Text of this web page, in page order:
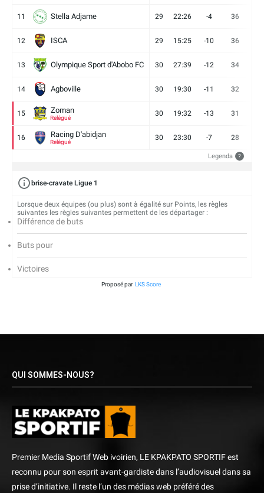
11 Stella Adjame 29 22:26 -4 36
12 ISCA 29 15:25 -10 36
13 Olympique Sport d'Abobo FC 30 27:39 -12 34
14 Agboville 30 19:30 -11 32
15 Zoman
Relégué
30 19:32 -13 31
16 Racing D'abidjan
Relégué
30 23:30 -7 28
Legenda ?
brise-cravate Ligue 1
Lorsque deux équipes (ou plus) sont à égalité sur Points, les règles
suivantes les règles suivantes permettent de les départager :
Différence de buts
Buts pour
Victoires
Proposé par LKS Score
QUI SOMMES-NOUS?
Premier Media Sportif Web ivoirien, LE KPAKPATO SPORTIF est
reconnu pour son esprit avant-gardiste dans l’audiovisuel dans sa
prise d’initiative. Il reste l’un des médias web préféré des